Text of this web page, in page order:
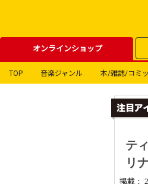
オンラインショップ
TOP 音楽ジャンル 本/雑誌/コミ
テ
リ
掲載：